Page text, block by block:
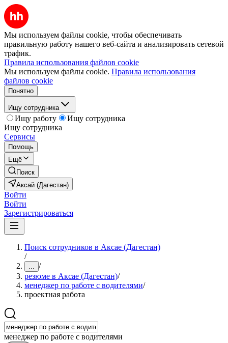
Мы используем файлы cookie, чтобы обеспечивать
правильную работу нашего веб-сайта и анализировать сетевой
трафик.
Правила использования файлов cookie
Мы используем файлы cookie. Правила использования
файлов cookie
Понятно
Ищу сотрудника
Ищу работу
Ищу сотрудника
Ищу сотрудника
Сервисы
Помощь
Ещё
Поиск
Аксай (Дагестан)
Войти
Войти
Зарегистрироваться
Поиск сотрудников в Аксае (Дагестан)
/
... /
резюме в Аксае (Дагестан)/
менеджер по работе с водителями/
проектная работа
менеджер по работе с водителями